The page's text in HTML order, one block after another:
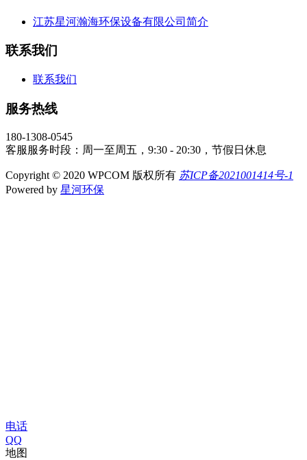
江苏星河瀚海环保设备有限公司简介
联系我们
联系我们
服务热线
180-1308-0545
客服服务时段：周一至周五，9:30 - 20:30，节假日休息
Copyright © 2020 WPCOM 版权所有 苏ICP备2021001414号-1
Powered by 星河环保
电话
QQ
地图